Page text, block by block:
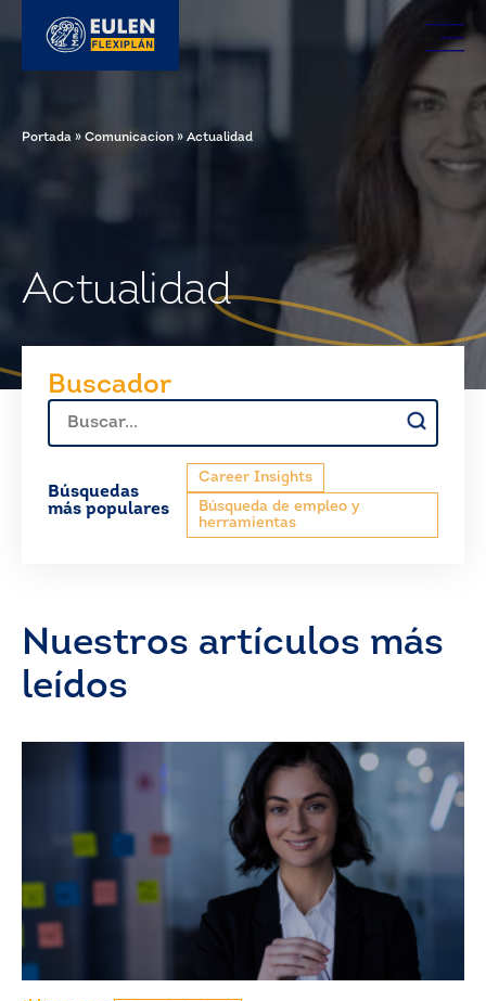
Portada » Comunicacion » Actualidad
Actualidad
Buscador
Buscar:
Búsquedas
más populares
Career Insights
Búsqueda de empleo y
herramientas
Nuestros artículos más
leídos